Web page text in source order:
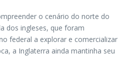
o cenário do norte do
dos ingleses, que foram
federal a explorar e comercializar
a Inglaterra ainda mantinha seu